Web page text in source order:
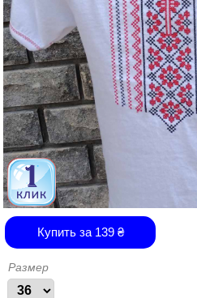
Купить за 139₴
Размер